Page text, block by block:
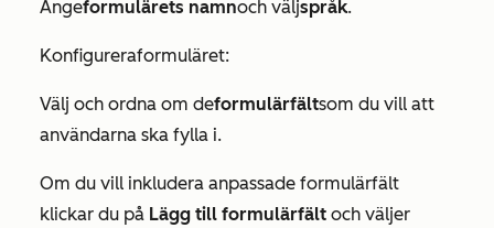
Angeformulärets namnoch väljspråk.
Konfigureraformuläret:
Välj och ordna om deformulärfältsom du vill att
användarna ska fylla i.
Om du vill inkludera anpassade formulärfält
klickar du på Lägg till formulärfält och väljer